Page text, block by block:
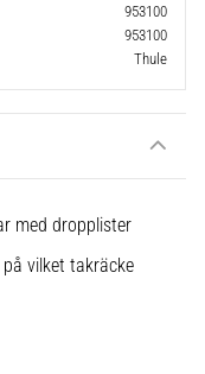
953100
953100
Thule
med dropplister
vilket takräcke